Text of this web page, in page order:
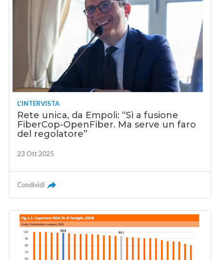
L'INTERVISTA
Rete unica, da Empoli: “Sì a fusione
FiberCop-OpenFiber. Ma serve un faro
del regolatore”
23 Ott 2025
Condividi